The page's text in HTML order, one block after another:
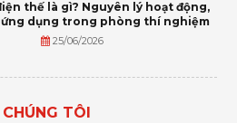
thế là gì? Nguyên lý hoạt động,
ứng dụng trong phòng thí nghiệm
25/06/2026
TÔI